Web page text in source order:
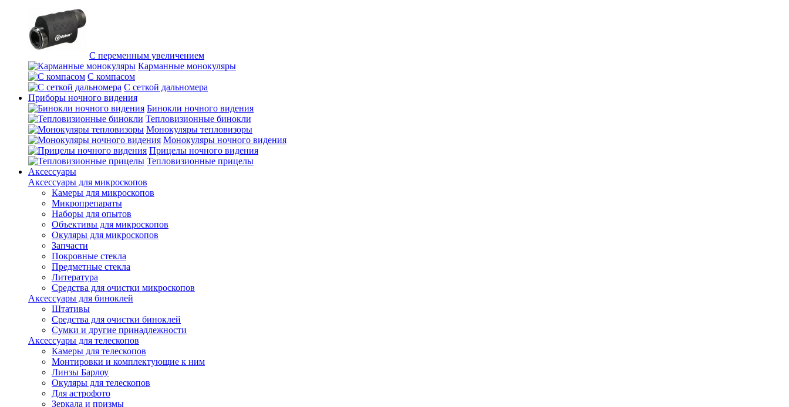
С переменным увеличением
Карманные монокуляры
С компасом
С сеткой дальномера
Приборы ночного видения
Бинокли ночного видения
Тепловизионные бинокли
Монокуляры тепловизоры
Монокуляры ночного видения
Прицелы ночного видения
Тепловизионные прицелы
Аксессуары
Аксессуары для микроскопов
Камеры для микроскопов
Микропрепараты
Наборы для опытов
Объективы для микроскопов
Окуляры для микроскопов
Запчасти
Покровные стекла
Предметные стекла
Литература
Средства для очистки микроскопов
Аксессуары для биноклей
Штативы
Средства для очистки биноклей
Сумки и другие принадлежности
Аксессуары для телескопов
Камеры для телескопов
Монтировки и комплектующие к ним
Линзы Барлоу
Окуляры для телескопов
Для астрофото
Зеркала и призмы